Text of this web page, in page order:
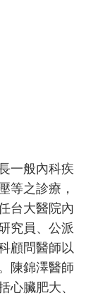
一般內科疾
等之診療，
台大醫院內
究員、公派
顧問醫師以
陳錦澤醫師
心臟肥大、